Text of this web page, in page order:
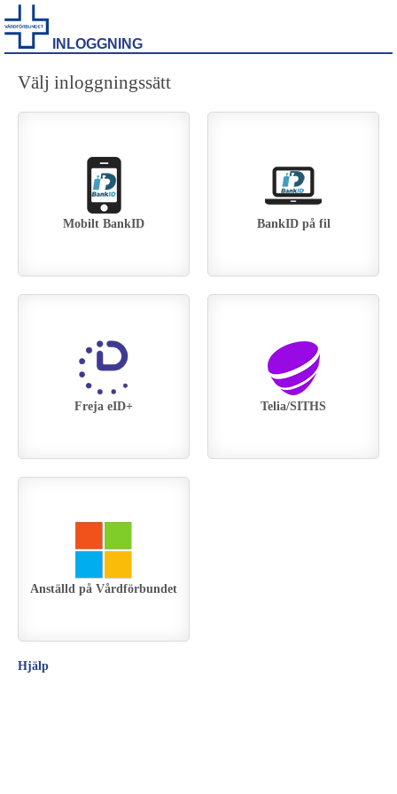
INLOGGNING
Välj inloggningssätt
Mobilt BankID BankID på fil
Telia/SITHS
Anställd på Vårdförbundet
Freja eID+
Hjälp